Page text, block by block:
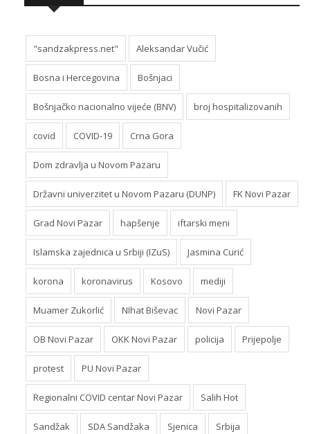
"sandzakpress.net" Aleksandar Vučić
Bosna i Hercegovina Bošnjaci
Bošnjačko nacionalno vijeće (BNV) broj hospitalizovanih
covid COVID-19 Crna Gora
Dom zdravlja u Novom Pazaru
Državni univerzitet u Novom Pazaru (DUNP) FK Novi Pazar
Grad Novi Pazar hapšenje iftarski meni
Islamska zajednica u Srbiji (IZuS) Jasmina Curić
korona koronavirus Kosovo mediji
Muamer Zukorlić NIhat Biševac Novi Pazar
OB Novi Pazar OKK Novi Pazar policija Prijepolje
protest PU Novi Pazar
Regionalni COVID centar Novi Pazar Salih Hot
Sandžak SDA Sandžaka Sjenica Srbija